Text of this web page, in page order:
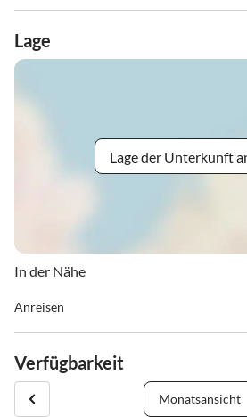
Lage
Lage der Unterkunft
In der Nähe
Anreisen
bei uns abstellen. Sollten Sie nach 20 Uhr
Information.
Verfügbarkeit
Monatsansicht